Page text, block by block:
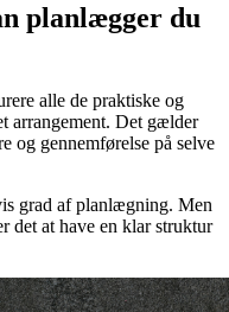
planlægger du
alle de praktiske og
arrangement. Det gælder
og gennemførelse på selve
grad af planlægning. Men
det at have en klar struktur